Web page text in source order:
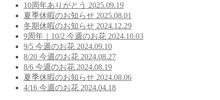
10周年ありがとう 2025.09.19
夏季休暇のお知らせ 2025.08.01
冬期休暇のお知らせ 2024.12.29
9周年｜10/2 今週のお花 2024.10.03
9/5 今週のお花 2024.09.10
8/20 今週のお花 2024.08.27
8/6 今週のお花 2024.08.19
夏季休暇のお知らせ 2024.08.06
4/16 今週のお花 2024.04.18